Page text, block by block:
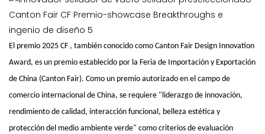
El premio 2025 CF , también conocido como Canton Fair Design Innovation
Award, es un premio establecido por la Feria de Importación y Exportación
de China (Canton Fair). Como un premio autorizado en el campo de
comercio internacional de China, se requiere "liderazgo de innovación,
rendimiento de calidad, interacción funcional, belleza estética y
protección del medio ambiente verde" como criterios de evaluación